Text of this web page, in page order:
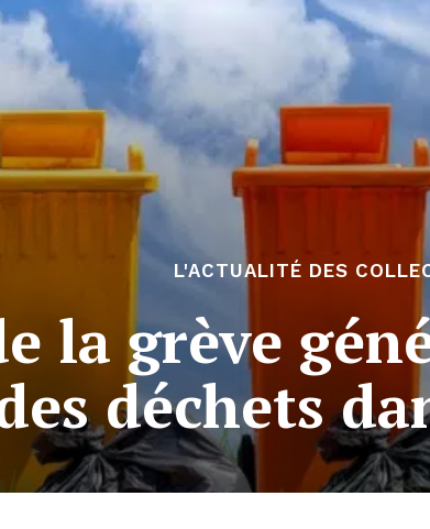
L'ACTUALITÉ DES
la grève
déchets